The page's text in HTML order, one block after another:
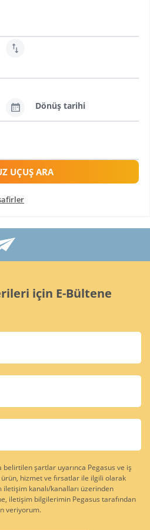
Dönüş tarihi
UÇUŞ ARA
için E-Bültene
belirtilen şartlar uyarınca Pegasus ve iş
hizmet ve fırsatlar ile ilgili olarak
iletişim kanalı/kanalları üzerinden
iletişim bilgilerimin Pegasus tarafından
veriyorum.